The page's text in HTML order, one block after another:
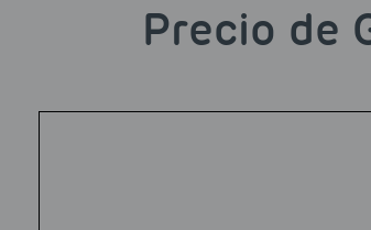
Precio de